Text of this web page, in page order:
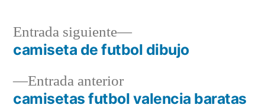
Navegación
deEntrada anteriorEntrada
anterior:
camisetas futbol valencia baratas
Entrada siguiente
Entrada
siguiente:
camiseta de futbol dibujo